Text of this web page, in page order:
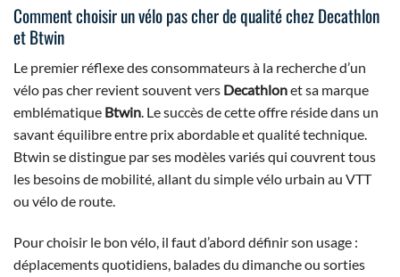
Comment choisir un vélo pas cher de qualité chez Decathlon
et Btwin
Le premier réflexe des consommateurs à la recherche d’un
vélo pas cher revient souvent vers Decathlonet sa marque
emblématique Btwin. Le succès de cette offre réside dans un
savant équilibre entre prix abordable et qualité technique.
Btwin se distingue par ses modèles variés qui couvrent tous
les besoins de mobilité, allant du simple vélo urbain au VTT
ou vélo de route.
Pour choisir le bon vélo, il faut d’abord définir son usage :
déplacements quotidiens, balades du dimanche ou sorties